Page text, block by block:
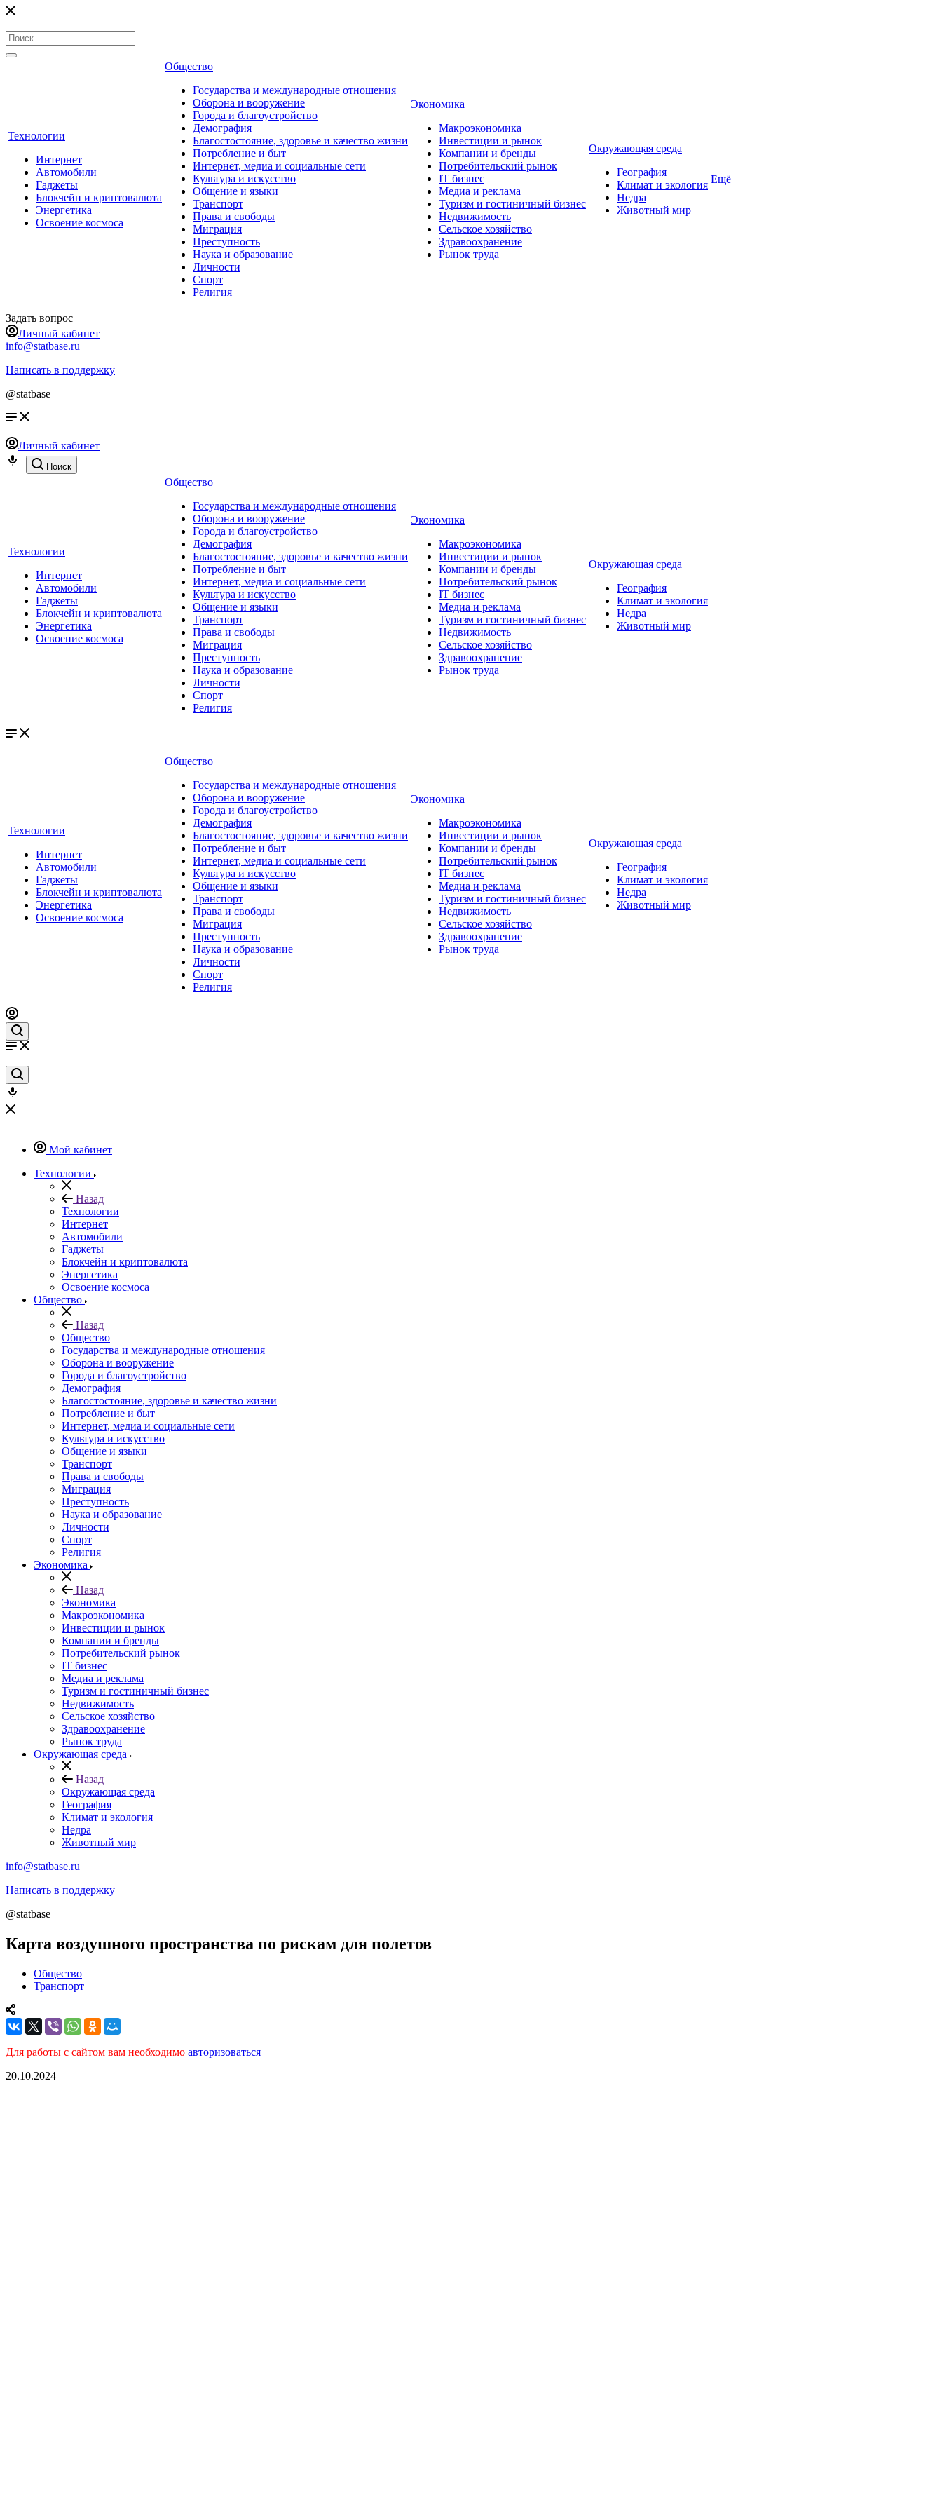
Технологии
Интернет
Автомобили
Гаджеты
Блокчейн и криптовалюта
Энергетика
Освоение космоса
Общество
Государства и международные отношения
Оборона и вооружение
Города и благоустройство
Демография
Благостостояние, здоровье и качество жизни
Потребление и быт
Интернет, медиа и социальные сети
Культура и искусство
Общение и языки
Транспорт
Права и свободы
Миграция
Преступность
Наука и образование
Личности
Спорт
Религия
Экономика
Макроэкономика
Инвестиции и рынок
Компании и бренды
Потребительский рынок
IT бизнес
Медиа и реклама
Туризм и гостиничный бизнес
Недвижимость
Сельское хозяйство
Здравоохранение
Рынок труда
Окружающая среда
География
Климат и экология
Недра
Животный мир
Ещё
Задать вопрос
Личный кабинет
info@statbase.ru
Написать в поддержку
@statbase
Личный кабинет
Поиск
Технологии
Интернет
Автомобили
Гаджеты
Блокчейн и криптовалюта
Энергетика
Освоение космоса
Общество
Государства и международные отношения
Оборона и вооружение
Города и благоустройство
Демография
Благостостояние, здоровье и качество жизни
Потребление и быт
Интернет, медиа и социальные сети
Культура и искусство
Общение и языки
Транспорт
Права и свободы
Миграция
Преступность
Наука и образование
Личности
Спорт
Религия
Экономика
Макроэкономика
Инвестиции и рынок
Компании и бренды
Потребительский рынок
IT бизнес
Медиа и реклама
Туризм и гостиничный бизнес
Недвижимость
Сельское хозяйство
Здравоохранение
Рынок труда
Окружающая среда
География
Климат и экология
Недра
Животный мир
Технологии
Интернет
Автомобили
Гаджеты
Блокчейн и криптовалюта
Энергетика
Освоение космоса
Общество
Государства и международные отношения
Оборона и вооружение
Города и благоустройство
Демография
Благостостояние, здоровье и качество жизни
Потребление и быт
Интернет, медиа и социальные сети
Культура и искусство
Общение и языки
Транспорт
Права и свободы
Миграция
Преступность
Наука и образование
Личности
Спорт
Религия
Экономика
Макроэкономика
Инвестиции и рынок
Компании и бренды
Потребительский рынок
IT бизнес
Медиа и реклама
Туризм и гостиничный бизнес
Недвижимость
Сельское хозяйство
Здравоохранение
Рынок труда
Окружающая среда
География
Климат и экология
Недра
Животный мир
Мой кабинет
Технологии
Назад
Технологии
Интернет
Автомобили
Гаджеты
Блокчейн и криптовалюта
Энергетика
Освоение космоса
Общество
Назад
Общество
Государства и международные отношения
Оборона и вооружение
Города и благоустройство
Демография
Благостостояние, здоровье и качество жизни
Потребление и быт
Интернет, медиа и социальные сети
Культура и искусство
Общение и языки
Транспорт
Права и свободы
Миграция
Преступность
Наука и образование
Личности
Спорт
Религия
Экономика
Назад
Экономика
Макроэкономика
Инвестиции и рынок
Компании и бренды
Потребительский рынок
IT бизнес
Медиа и реклама
Туризм и гостиничный бизнес
Недвижимость
Сельское хозяйство
Здравоохранение
Рынок труда
Окружающая среда
Назад
Окружающая среда
География
Климат и экология
Недра
Животный мир
info@statbase.ru
Написать в поддержку
@statbase
Карта воздушного пространства по рискам для полетов
Общество
Транспорт
Для работы с сайтом вам необходимо авторизоваться
20.10.2024